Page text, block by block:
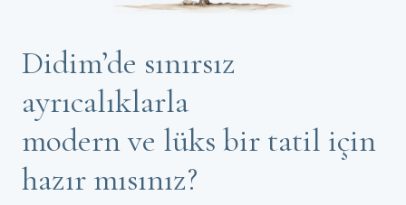
Didim’de sınırsız
ayrıcalıklarla
modern ve lüks bir tatil için
hazır mısınız?